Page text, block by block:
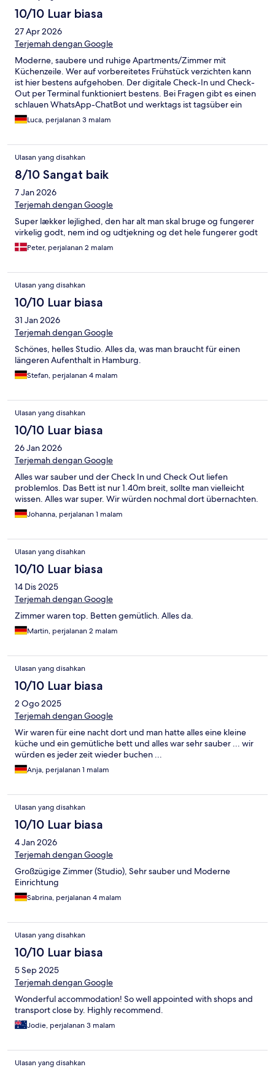
10/10 Luar biasa
27 Apr 2026
Terjemah dengan Google
Moderne, saubere und ruhige Apartments/Zimmer mit
Küchenzeile. Wer auf vorbereitetes Frühstück verzichten kann
ist hier bestens aufgehoben. Der digitale Check-In und Check-
Out per Terminal funktioniert bestens. Bei Fragen gibt es einen
schlauen WhatsApp-ChatBot und werktags ist tagsüber ein
Mitarbeiter vor Ort
Luca, perjalanan 3 malam
Ulasan yang disahkan
8/10 Sangat baik
7 Jan 2026
Terjemah dengan Google
Super lækker lejlighed, den har alt man skal bruge og fungerer
virkelig godt, nem ind og udtjekning og det hele fungerer godt
Peter, perjalanan 2 malam
Ulasan yang disahkan
10/10 Luar biasa
31 Jan 2026
Terjemah dengan Google
Schönes, helles Studio. Alles da, was man braucht für einen
längeren Aufenthalt in Hamburg.
Stefan, perjalanan 4 malam
Ulasan yang disahkan
10/10 Luar biasa
26 Jan 2026
Terjemah dengan Google
Alles war sauber und der Check In und Check Out liefen
problemlos. Das Bett ist nur 1.40m breit, sollte man vielleicht
wissen. Alles war super. Wir würden nochmal dort übernachten.
Johanna, perjalanan 1 malam
Ulasan yang disahkan
10/10 Luar biasa
14 Dis 2025
Terjemah dengan Google
Zimmer waren top. Betten gemütlich. Alles da.
Martin, perjalanan 2 malam
Ulasan yang disahkan
10/10 Luar biasa
2 Ogo 2025
Terjemah dengan Google
Wir waren für eine nacht dort und man hatte alles eine kleine
küche und ein gemütliche bett und alles war sehr sauber ... wir
würden es jeder zeit wieder buchen ...
Anja, perjalanan 1 malam
Ulasan yang disahkan
10/10 Luar biasa
4 Jan 2026
Terjemah dengan Google
Großzügige Zimmer (Studio), Sehr sauber und Moderne
Einrichtung
Sabrina, perjalanan 4 malam
Ulasan yang disahkan
10/10 Luar biasa
5 Sep 2025
Terjemah dengan Google
Wonderful accommodation! So well appointed with shops and
transport close by. Highly recommend.
Jodie, perjalanan 3 malam
Ulasan yang disahkan